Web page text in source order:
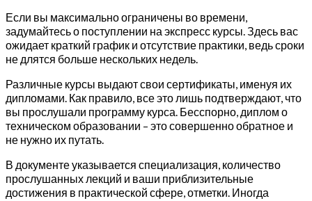
Если вы максимально ограничены во времени,
задумайтесь о поступлении на экспресс курсы. Здесь вас
ожидает краткий график и отсутствие практики, ведь сроки
не длятся больше нескольких недель.
Различные курсы выдают свои сертификаты, именуя их
дипломами. Как правило, все это лишь подтверждают, что
вы прослушали программу курса. Бесспорно, диплом о
техническом образовании – это совершенно обратное и
не нужно их путать.
В документе указывается специализация, количество
прослушанных лекций и ваши приблизительные
достижения в практической сфере, отметки. Иногда